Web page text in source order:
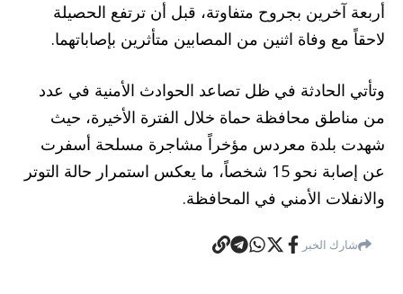
أربعة آخرين بجروح متفاوتة، قبل أن ترتفع الحصيلة
لاحقاً مع وفاة اثنين من المصابين متأثرين بإصاباتهما.
وتأتي الحادثة في ظل تصاعد الحوادث الأمنية في عدد
من مناطق محافظة حماة خلال الفترة الأخيرة، حيث
شهدت بلدة معردس مؤخراً مشاجرة مسلحة أسفرت
عن إصابة نحو 15 شخصاً، ما يعكس استمرار حالة التوتر
والانفلات الأمني في المحافظة.
شارك الخبر